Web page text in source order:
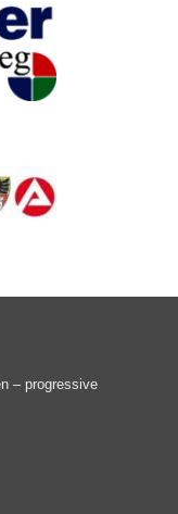
– progressive